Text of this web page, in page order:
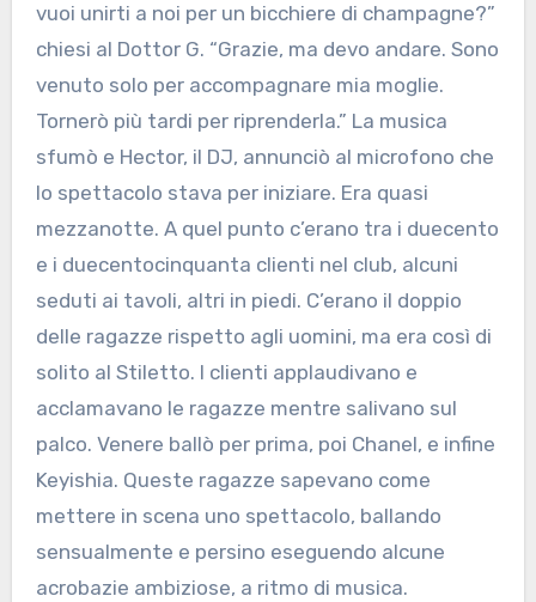
vuoi unirti a noi per un bicchiere di champagne?”
chiesi al Dottor G. “Grazie, ma devo andare. Sono
venuto solo per accompagnare mia moglie.
Tornerò più tardi per riprenderla.” La musica
sfumò e Hector, il DJ, annunciò al microfono che
lo spettacolo stava per iniziare. Era quasi
mezzanotte. A quel punto c’erano tra i duecento
e i duecentocinquanta clienti nel club, alcuni
seduti ai tavoli, altri in piedi. C’erano il doppio
delle ragazze rispetto agli uomini, ma era così di
solito al Stiletto. I clienti applaudivano e
acclamavano le ragazze mentre salivano sul
palco. Venere ballò per prima, poi Chanel, e infine
Keyishia. Queste ragazze sapevano come
mettere in scena uno spettacolo, ballando
sensualmente e persino eseguendo alcune
acrobazie ambiziose, a ritmo di musica.